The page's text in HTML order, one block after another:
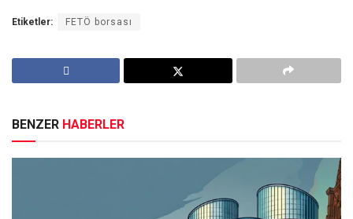
Etiketler: FETÖ borsası
BENZER HABERLER